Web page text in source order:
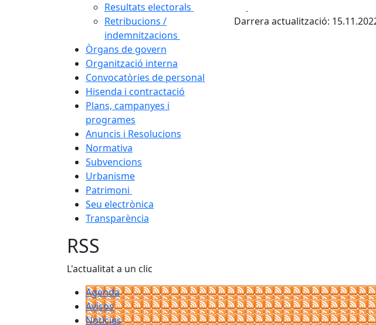
Resultats electorals
Retribucions /
indemnitzacions
Òrgans de govern
Organització interna
Convocatòries de personal
Hisenda i contractació
Plans, campanyes i
programes
Anuncis i Resolucions
Normativa
Subvencions
Urbanisme
Patrimoni
Seu electrònica
Transparència
Darrera actualització:
RSS
L'actualitat a un clic
Agenda
Avisos
Notícies